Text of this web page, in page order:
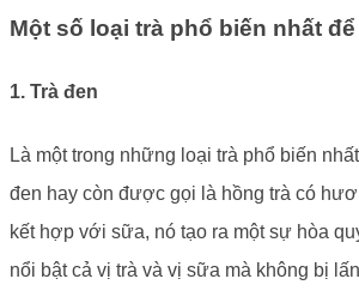
Một số loại trà phổ biến nhất
1. Trà đen
Là một trong những loại trà phổ biến
đen hay còn được gọi là hồng trà có
kết hợp với sữa, nó tạo ra một sự hòa
nổi bật cả vị trà và vị sữa mà không bị